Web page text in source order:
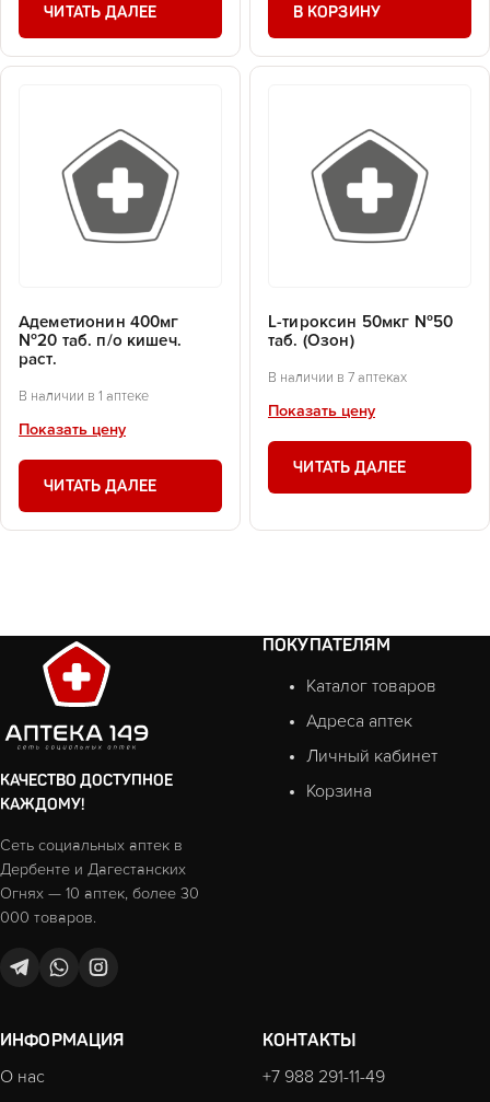
ЧИТАТЬ ДАЛЕЕ В КОРЗИНУ
Адеметионин 400мг
№20 таб. п/о кишеч.
раст.
В наличии в 1 аптеке
Показать цену
ЧИТАТЬ ДАЛЕЕ
L-тироксин 50мкг №50
таб. (Озон)
В наличии в 7 аптеках
Показать цену
ЧИТАТЬ ДАЛЕЕ
КАЧЕСТВО ДОСТУПНОЕ
КАЖДОМУ!
Сеть социальных аптек в
Дербенте и Дагестанских
Огнях — 10 аптек, более 30
000 товаров.
ПОКУПАТЕЛЯМ
Каталог товаров
Адреса аптек
Личный кабинет
Корзина
ИНФОРМАЦИЯ
О нас
КОНТАКТЫ
+7 988 291-11-49